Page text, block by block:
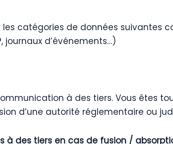
catégories de données suivantes
journaux d’événements…)
à des tiers. Vous êtes
d’une autorité réglementaire ou
des tiers en cas de fusion /